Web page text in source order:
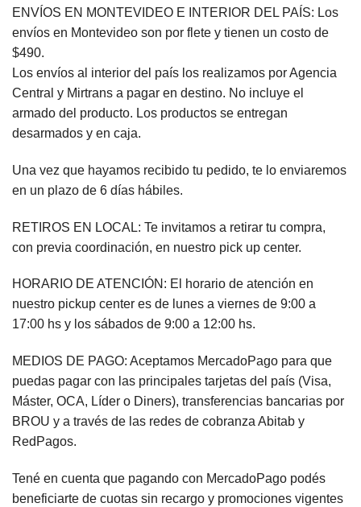
ENVÍOS EN MONTEVIDEO E INTERIOR DEL PAÍS: Los
envíos en Montevideo son por flete y tienen un costo de
$490.
Los envíos al interior del país los realizamos por Agencia
Central y Mirtrans a pagar en destino. No incluye el
armado del producto. Los productos se entregan
desarmados y en caja.
Una vez que hayamos recibido tu pedido, te lo enviaremos
en un plazo de 6 días hábiles.
RETIROS EN LOCAL: Te invitamos a retirar tu compra,
con previa coordinación, en nuestro pick up center.
HORARIO DE ATENCIÓN: El horario de atención en
nuestro pickup center es de lunes a viernes de 9:00 a
17:00 hs y los sábados de 9:00 a 12:00 hs.
MEDIOS DE PAGO: Aceptamos MercadoPago para que
puedas pagar con las principales tarjetas del país (Visa,
Máster, OCA, Líder o Diners), transferencias bancarias por
BROU y a través de las redes de cobranza Abitab y
RedPagos.
Tené en cuenta que pagando con MercadoPago podés
beneficiarte de cuotas sin recargo y promociones vigentes